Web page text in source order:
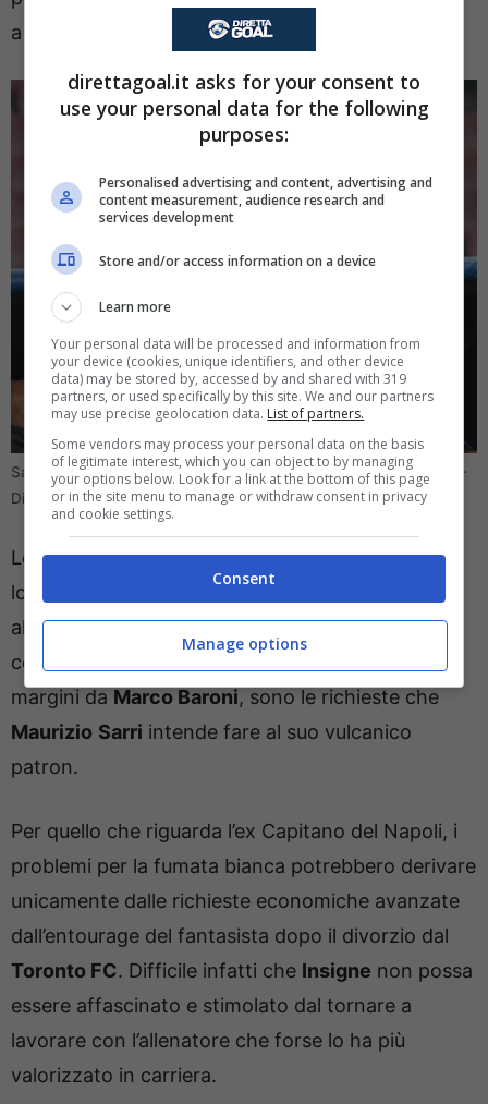
a gennaio.
Sarri bussa alla porta di Lotito: ha chiesto due colpi (Ansa Foto) –
Direttagoal.it
Lo svincolato – e vecchio pallino del tecnico, che
lo ha avuto alle sue dipendenze nel triennio
all’ombra del Vesuvio –Lorenzo Insignee il
centrocampista del
margini da Marco Baroni, sono le richieste che
Maurizio Sarri intende fare al suo vulcanico
patron.
Per quello che riguarda l’ex Capitano del Napoli, i
problemi per la fumata bianca potrebbero derivare
unicamente dalle richieste economiche avanzate
dall’entourage del fantasista dopo il divorzio dal
Toronto FC. Difficile infatti che Insigne non possa
essere affascinato e stimolato dal tornare a
lavorare con l’allenatore che forse lo ha più
valorizzato in carriera.
direttagoal.it asks for your consent to
use your personal data for the following
purposes:
Personalised advertising and content, advertising and
content measurement, audience research and
services development
Store and/or access information on a device
Learn more
Your personal data will be processed and information from
your device (cookies, unique identifiers, and other device
data) may be stored by, accessed by and shared with 319
partners, or used specifically by this site. We and our partners
may use precise geolocation data. List of partners.
Some vendors may process your personal data on the basis
of legitimate interest, which you can object to by managing
your options below. Look for a link at the bottom of this page
or in the site menu to manage or withdraw consent in privacy
and cookie settings.
Consent
Manage options